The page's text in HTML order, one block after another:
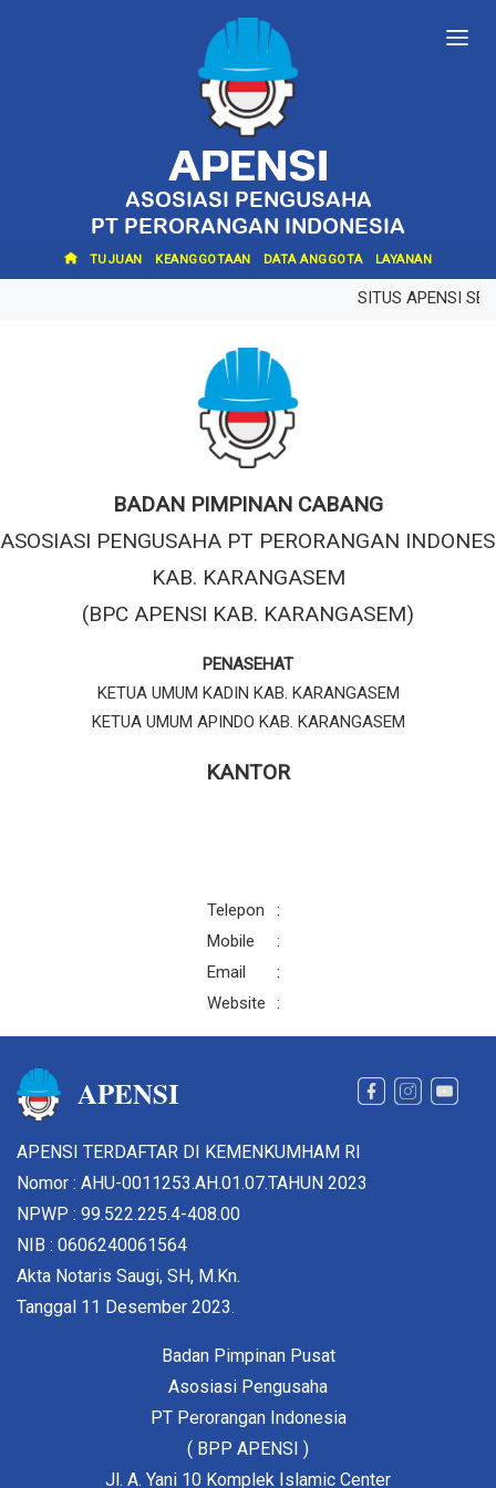
APENSI
ASOSIASI PENGUSAHA
PT PERORANGAN INDONESIA
TUJUAN KEANGGOTAAN DATA ANGGOTA LAYANAN
SITUS APENSI
BADAN PIMPINAN CABANG
ASOSIASI PENGUSAHA PT PERORANGAN
KAB. KARANGASEM
(BPC APENSI KAB. KARANGASEM)
PENASEHAT
KETUA UMUM KADIN KAB. KARANGASEM
KETUA UMUM APINDO KAB. KARANGASEM
KANTOR
Telepon
:
Mobile
:
Email
:
Website
:
APENSI
APENSI TERDAFTAR DI KEMENKUMHAM RI
Nomor : AHU-0011253.AH.01.07.TAHUN 2023
NPWP : 99.522.225.4-408.00
NIB : 0606240061564
Akta Notaris Saugi, SH, M.Kn.
Tanggal 11 Desember 2023.
Badan Pimpinan Pusat
Asosiasi Pengusaha
PT Perorangan Indonesia
( BPP APENSI )
Jl. A. Yani 10 Komplek Islamic Center